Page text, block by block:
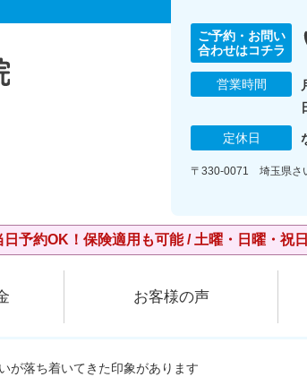
ご予約・お問い
合わせはコチラ
営業時間
定休日
〒330-0071 埼玉県さ
日予約OK！保険適用も可能 / 土曜・日曜・祝
お客様の声
が落ち着いてきた印象があります